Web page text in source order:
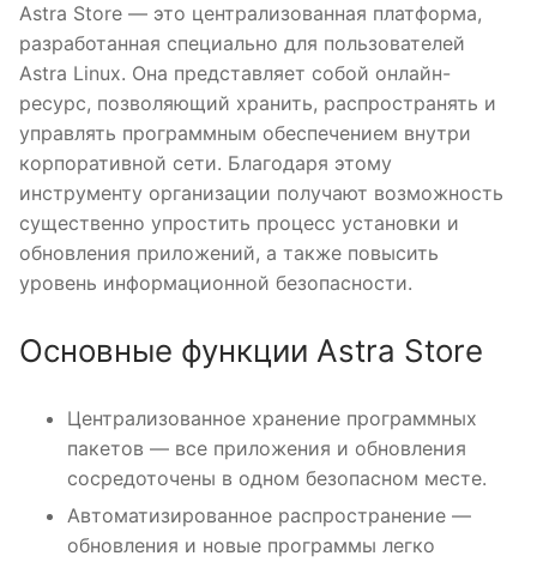
Astra Store — это централизованная платформа,
разработанная специально для пользователей
Astra Linux. Она представляет собой онлайн-
ресурс, позволяющий хранить, распространять и
управлять программным обеспечением внутри
корпоративной сети. Благодаря этому
инструменту организации получают возможность
существенно упростить процесс установки и
обновления приложений, а также повысить
уровень информационной безопасности.
Основные функции Astra Store
Централизованное хранение программных
пакетов — все приложения и обновления
сосредоточены в одном безопасном месте.
Автоматизированное распространение —
обновления и новые программы легко